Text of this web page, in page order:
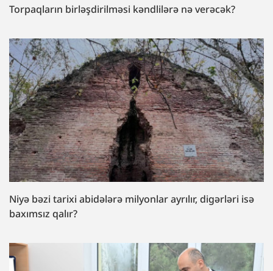
Torpaqların birləşdirilməsi kəndlilərə nə verəcək?
Niyə bəzi tarixi abidələrə milyonlar ayrılır, digərləri isə
baxımsız qalır?